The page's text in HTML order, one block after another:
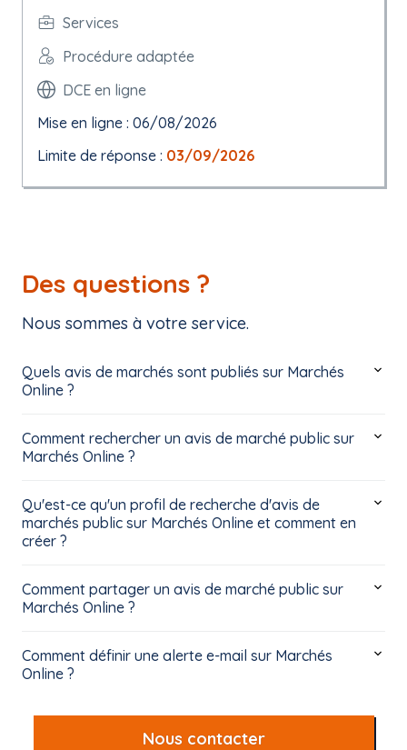
Services
Procédure adaptée
DCE en ligne
Mise en ligne : 06/08/2026
Limite de réponse : 03/09/2026
Des questions ?
Nous sommes à votre service.
Quels avis de marchés sont publiés sur Marchés
Online ?
Comment rechercher un avis de marché public sur
Marchés Online ?
Qu'est-ce qu'un profil de recherche d'avis de
marchés public sur Marchés Online et comment en
créer ?
Comment partager un avis de marché public sur
Marchés Online ?
Comment définir une alerte e-mail sur Marchés
Online ?
Nous contacter